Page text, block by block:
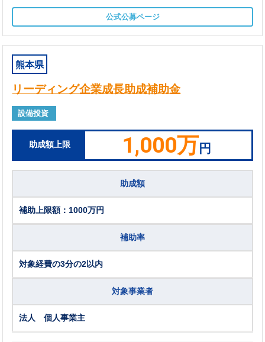
公式公募ページ
熊本県
リーディング企業成長助成補助金
設備投資
助成額上限 1,000万円
助成額
補助上限額：1000万円
補助率
対象経費の3分の2以内
対象事業者
法人 個人事業主